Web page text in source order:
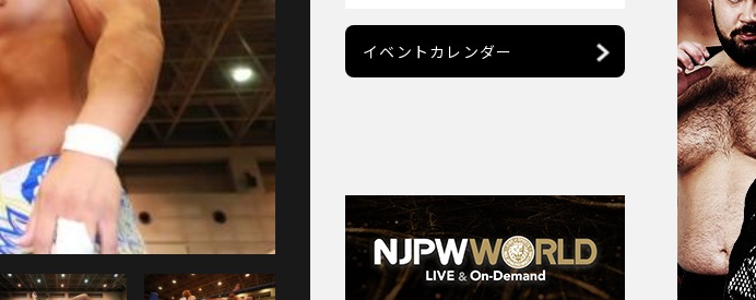
イベントカレンダー